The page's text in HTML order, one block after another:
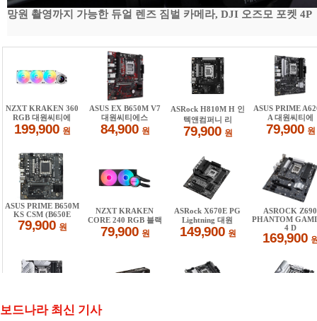
망원 촬영까지 가능한 듀얼 렌즈 짐벌 카메라, DJI 오즈모 포켓 4P
보드나라 최신 기사